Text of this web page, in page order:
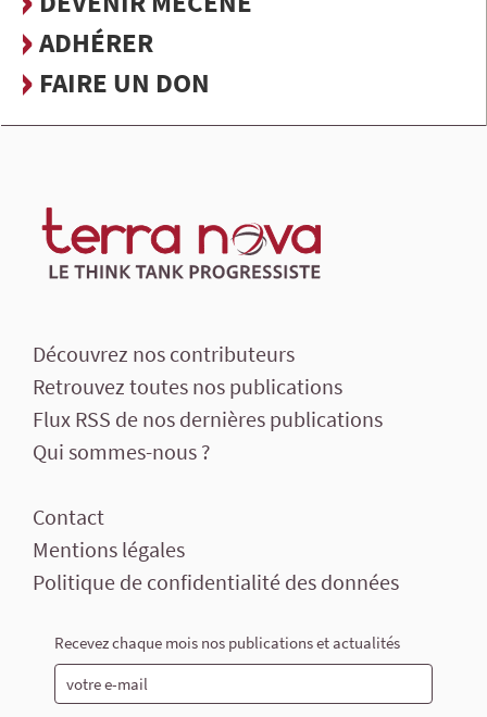
ADHÉRER
FAIRE UN DON
Découvrez nos contributeurs
Retrouvez toutes nos publications
Flux RSS de nos dernières publications
Qui sommes-nous ?
Contact
Mentions légales
Politique de confidentialité des données
Recevez chaque mois nos publications et actualités